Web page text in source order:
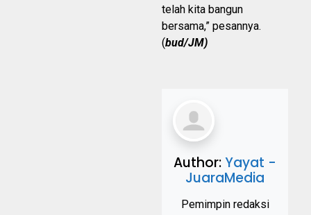
telah kita bangun
bersama,” pesannya.
(bud/JM)
Author:Yayat -
JuaraMedia
Pemimpin redaksi